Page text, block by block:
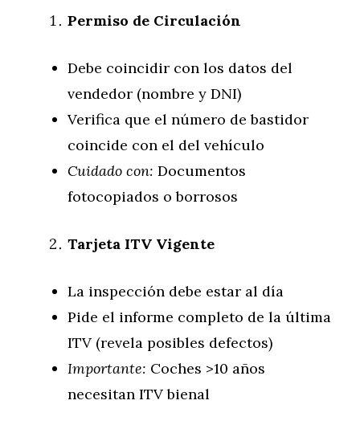
Permiso de Circulación
Debe coincidir con los datos del
vendedor (nombre y DNI)
Verifica que el número de bastidor
coincide con el del vehículo
Cuidado con: Documentos
fotocopiados o borrosos
Tarjeta ITV Vigente
La inspección debe estar al día
Pide el informe completo de la última
ITV (revela posibles defectos)
Importante: Coches >10 años
necesitan ITV bienal